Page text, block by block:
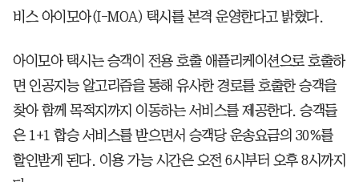
비스 아이모아(I-MOA) 택시를 본격 운영한다고 밝혔다.
아이모아 택시는 승객이 전용 호출 애플리케이션으로 호출하
면 인공지능 알고리즘을 통해 유사한 경로를 호출한 승객을
찾아 함께 목적지까지 이동하는 서비스를 제공한다. 승객들
은 1+1 합승 서비스를 받으면서 승객당 운송요금의 30%를
할인받게 된다. 이용 가능 시간은 오전 6시부터 오후 8시까지